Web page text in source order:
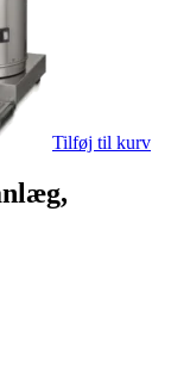
Tilføj til kurv